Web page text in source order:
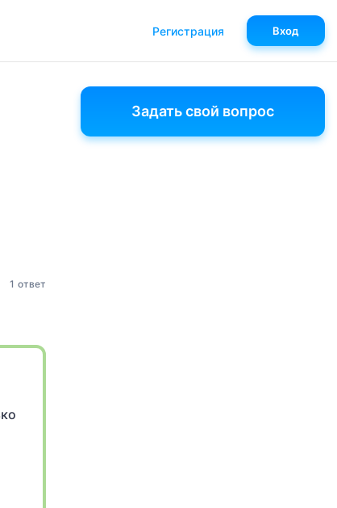
1 ответ
Задать свой вопрос
Регистрация Вход